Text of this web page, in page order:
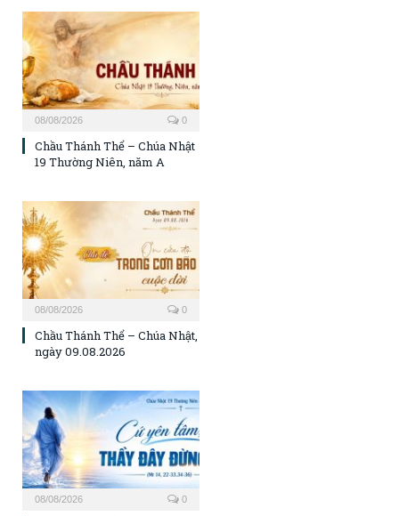
08/08/2026 0
Chầu Thánh Thể – Chúa Nhật
19 Thường Niên, năm A
08/08/2026 0
Chầu Thánh Thể – Chúa Nhật,
ngày 09.08.2026
08/08/2026 0